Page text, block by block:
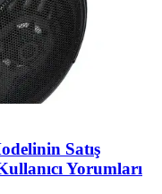
Satış
Yorumları